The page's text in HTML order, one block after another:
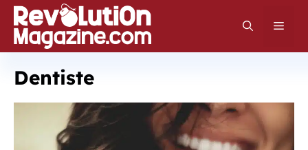
Aller
au
contenu
Dentiste